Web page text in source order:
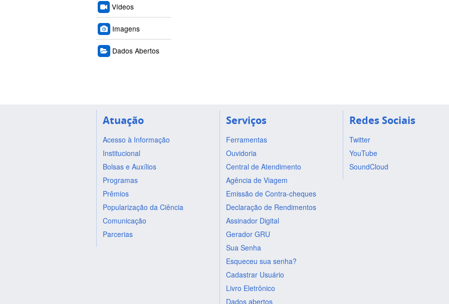
Vídeos
Imagens
Dados Abertos
Atuação
Acesso à Informação
Institucional
Bolsas e Auxílios
Programas
Prêmios
Popularização da Ciência
Comunicação
Parcerias
Serviços
Ferramentas
Ouvidoria
Central de Atendimento
Agência de Viagem
Emissão de Contra-cheques
Declaração de Rendimentos
Assinador Digital
Gerador GRU
Sua Senha
Esqueceu sua senha?
Cadastrar Usuário
Livro Eletrônico
Dados abertos
Redes Sociais
Twitter
YouTube
SoundCloud